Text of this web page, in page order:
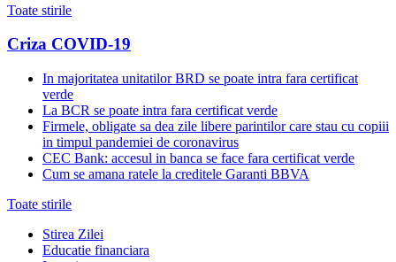
Toate stirile
Criza COVID-19
In majoritatea unitatilor BRD se poate intra fara certificat
verde
La BCR se poate intra fara certificat verde
Firmele, obligate sa dea zile libere parintilor care stau cu copiii
in timpul pandemiei de coronavirus
CEC Bank: accesul in banca se face fara certificat verde
Cum se amana ratele la creditele Garanti BBVA
Toate stirile
Stirea Zilei
Educatie financiara